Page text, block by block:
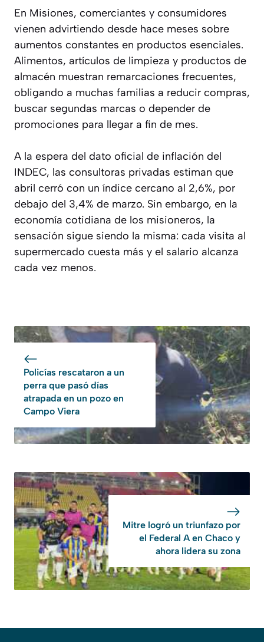
En Misiones, comerciantes y consumidores
vienen advirtiendo desde hace meses sobre
aumentos constantes en productos esenciales.
Alimentos, artículos de limpieza y productos de
almacén muestran remarcaciones frecuentes,
obligando a muchas familias a reducir compras,
buscar segundas marcas o depender de
promociones para llegar a fin de mes.
A la espera del dato oficial de inflación del
INDEC, las consultoras privadas estiman que
abril cerró con un índice cercano al 2,6%, por
debajo del 3,4% de marzo. Sin embargo, en la
economía cotidiana de los misioneros, la
sensación sigue siendo la misma: cada visita al
supermercado cuesta más y el salario alcanza
cada vez menos.
Policías rescataron a un
perra que pasó días
atrapada en un pozo en
Campo Viera
Mitre logró un triunfazo por
el Federal A en Chaco y
ahora lidera su zona